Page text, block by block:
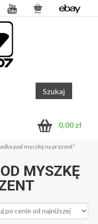
0,00 zł
pod myszkę na prezent”
MYSZKĘ